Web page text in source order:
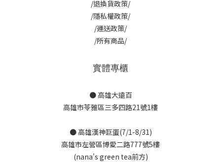
/退換貨政策/
/隱私權政策/
/運送政策/
/所有商品/
實體專櫃
● 高雄大遠百
高雄市苓雅區三多四路21號1樓
● 高雄漢神巨蛋(7/1-8/31)
高雄市左營區博愛二路777號5樓
(nana's green tea前方)